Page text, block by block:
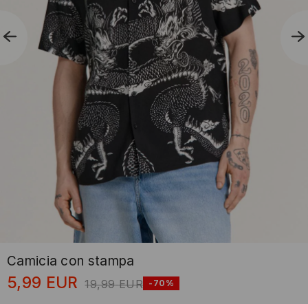
Camicia con stampa
5,99 EUR 19,99 EUR -70%